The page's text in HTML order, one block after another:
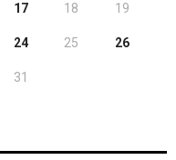
17 18 19
24 25 26
31